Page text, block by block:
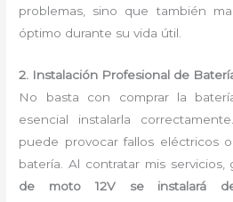
problemas, sino que también
óptimo durante su vida útil.
2. Instalación Profesional de
No basta con comprar la
esencial instalarla
puede provocar fallos eléctricos
batería. Al contratar mis
de moto 12V se instalará